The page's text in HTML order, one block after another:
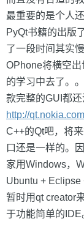
最重要的是个人
PyQt书籍的出版
了一段时间其实
OPhone将横空
的学习中去了。
款完整的GUI都
http://
C++的Qt吧，将
口还是一样的。
家用Windows，
Ubuntu + Eclipse
暂时用qt creator
于功能简单的IDE